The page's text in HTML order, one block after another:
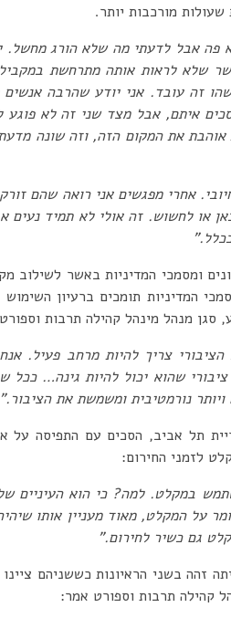
מורכבות יותר.
פה אבל לדעתי מה שלא הורג מחשל.
שלא לראות אותה מתרחשת
זה עובד. אני יודע שהרבה
איתם, אבל מצד שני זה לא
את המקום הזה, וזה שונה
אחרי מפגשים אני רואה שהם
או לחשוש. זה אולי לא תמיד נעים
ומסמכי המדיניות באשר לשילוב
המדיניות תומכים ברעיון
סגן מנהל מינהל קהילה תרבות
צריך להיות מרחב פעיל.
שהוא יכול להיות גינה… ככל
נורמטיבית ומשמשת את הציבור.”
תל אביב, הסכים עם התפיסה על
לזמני החירום:
במקלט. למה? כי הוא העיניים
על המקלט, מאוד מעניין אותו
גם כשיר לחירום.”
זהה בשני הראיונות כששניהם
קהילה תרבות וספורט אמר: